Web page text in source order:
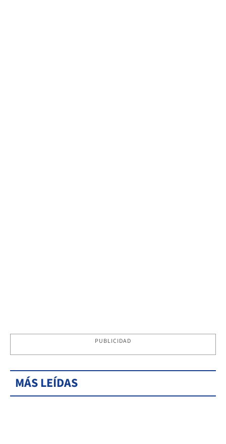
PUBLICIDAD
MÁS LEÍDAS